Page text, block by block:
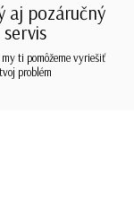
aj pozáručný
servis
ti pomôžeme vyriešiť
tvoj problém